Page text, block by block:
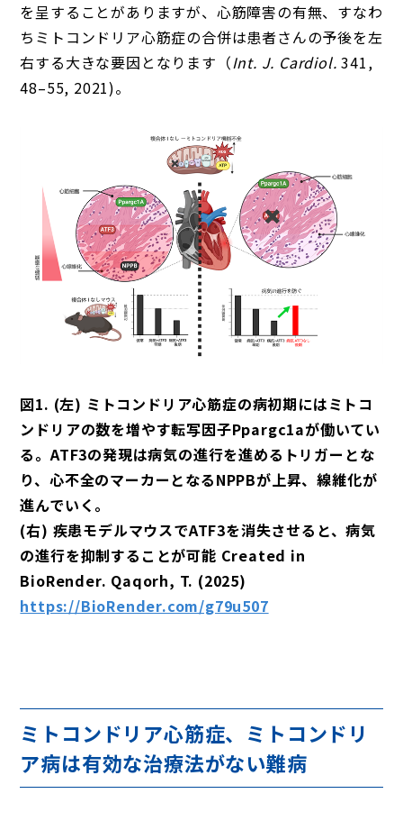
を呈することがありますが、心筋障害の有無、すなわ
ちミトコンドリア心筋症の合併は患者さんの予後を左
右する大きな要因となります（Int. J. Cardiol. 341,
48–55, 2021)。
図1. (左) ミトコンドリア心筋症の病初期にはミトコ
ンドリアの数を増やす転写因子Ppargc1aが働いてい
る。ATF3の発現は病気の進行を進めるトリガーとな
り、心不全のマーカーとなるNPPBが上昇、線維化が
進んでいく。
(右) 疾患モデルマウスでATF3を消失させると、病気
の進行を抑制することが可能 Created in
BioRender. Qaqorh, T. (2025)
https://BioRender.com/g79u507
ミトコンドリア心筋症、ミトコンドリ
ア病は有効な治療法がない難病